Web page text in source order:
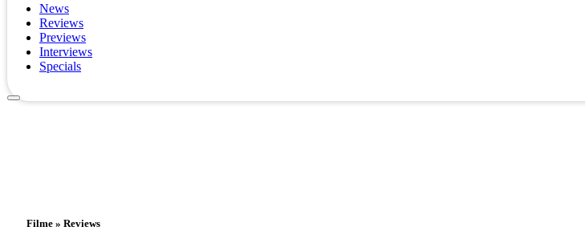
News
Reviews
Previews
Interviews
Specials
Filme » Reviews